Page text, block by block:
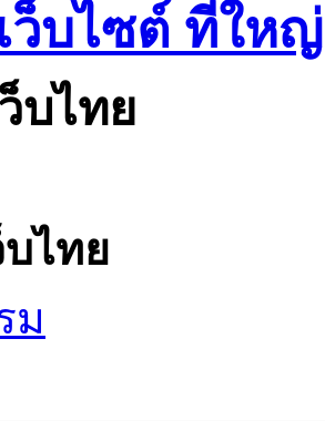
ว็บไซต์ ที่ให
บไทย
ไทย
ม